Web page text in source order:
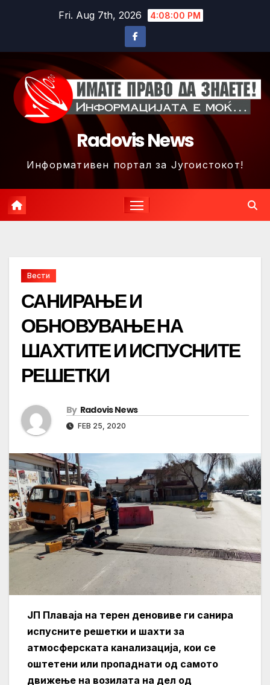
Fri. Aug 7th, 2026 4:08:03 PM
Radovis News
Информативен портал за Југоистокот!
Вести
САНИРАЊЕ И
ОБНОВУВАЊЕ НА
ШАХТИТЕ И ИСПУСНИТЕ
РЕШЕТКИ
By Radovis News
FEB 25, 2020
ЈП Плаваја на терен деновиве ги санира
испусните решетки и шахти за
атмосферската канализација, кои се
оштетени или пропаднати од самото
движење на возилата на дел од